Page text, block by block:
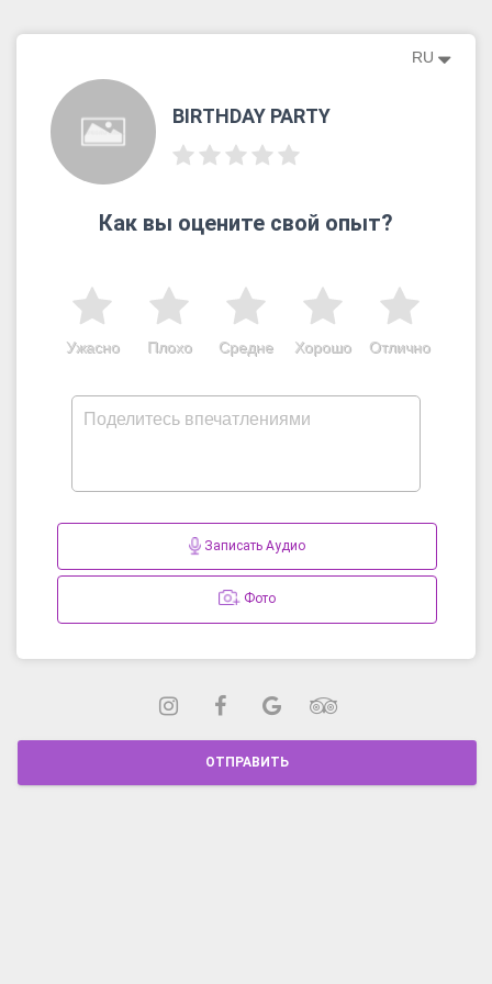
RU
BIRTHDAY PARTY
Как вы оцените свой опыт?
Отлично
Хорошо
Средне
Плохо
Ужасно
Записать Аудио
Фото
ОТПРАВИТЬ